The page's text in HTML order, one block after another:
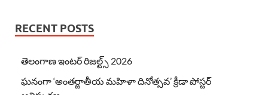
RECENT POSTS
తెలంగాణ ఇంటర్ రిజల్ట్స్ 2026
ఘనంగా ‘అంతర్జాతీయ మహిళా దినోత్సవ’ క్రీడా పోస్టర్